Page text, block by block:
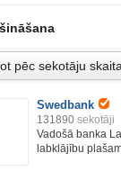
Swedbank
131890 sekotāji
Vadošā banka
labklājību